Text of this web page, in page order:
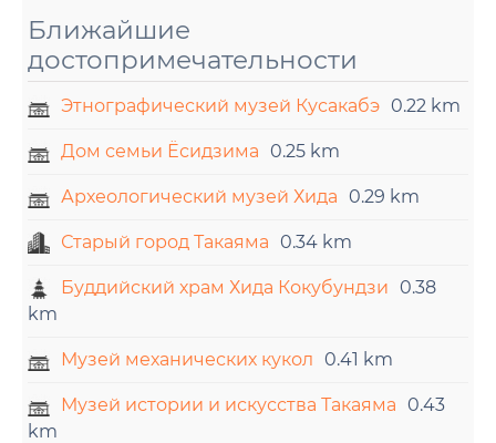
Ближайшие
достопримечательности
Этнографический музей Кусакабэ 0.22 km
Дом семьи Ёсидзима 0.25 km
Археологический музей Хида 0.29 km
Старый город Такаяма 0.34 km
Буддийский храм Хида Кокубундзи 0.38
km
Музей механических кукол 0.41 km
Музей истории и искусства Такаяма 0.43
km